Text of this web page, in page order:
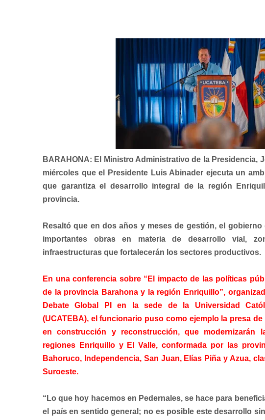
BARAHONA: El Ministro Administrativo de la Presidencia,
miércoles que el Presidente Luis Abinader ejecuta un
que garantiza el desarrollo integral de la región
provincia.
Resaltó que en dos años y meses de gestión, el
importantes obras en materia de desarrollo vial,
infraestructuras que fortalecerán los sectores productivos.
En una conferencia sobre “El impacto de las políticas
de la provincia Barahona y la región Enriquillo”,
Debate Global PI en la sede de la Universidad
(UCATEBA), el funcionario puso como ejemplo la presa
en construcción y reconstrucción, que modernizarán
regiones Enriquillo y El Valle, conformada por las
Bahoruco, Independencia, San Juan, Elías Piña y Azua,
Suroeste.
“Lo que hoy hacemos en Pedernales, se hace para
el país en sentido general; no es posible este desarrollo